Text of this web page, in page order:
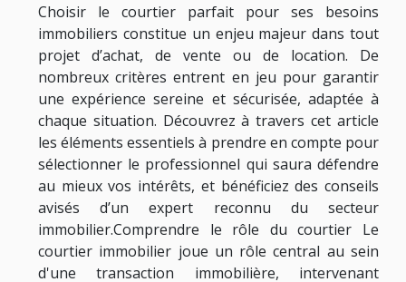
Choisir le courtier parfait pour ses besoins
immobiliers constitue un enjeu majeur dans tout
projet d’achat, de vente ou de location. De
nombreux critères entrent en jeu pour garantir
une expérience sereine et sécurisée, adaptée à
chaque situation. Découvrez à travers cet article
les éléments essentiels à prendre en compte pour
sélectionner le professionnel qui saura défendre
au mieux vos intérêts, et bénéficiez des conseils
avisés d’un expert reconnu du secteur
immobilier.Comprendre le rôle du courtier Le
courtier immobilier joue un rôle central au sein
d'une transaction immobilière, intervenant